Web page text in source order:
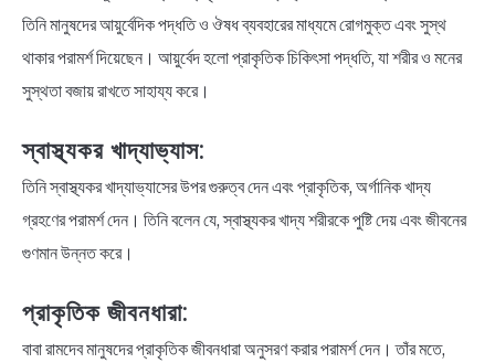
তিনি মানুষদের আয়ুর্বেদিক পদ্ধতি ও ঔষধ ব্যবহারের মাধ্যমে রোগমুক্ত এবং সুস্থ
থাকার পরামর্শ দিয়েছেন। আয়ুর্বেদ হলো প্রাকৃতিক চিকিৎসা পদ্ধতি, যা শরীর ও মনের
সুস্থতা বজায় রাখতে সাহায্য করে।
স্বাস্থ্যকর খাদ্যাভ্যাস:
তিনি স্বাস্থ্যকর খাদ্যাভ্যাসের উপর গুরুত্ব দেন এবং প্রাকৃতিক, অর্গানিক খাদ্য
গ্রহণের পরামর্শ দেন। তিনি বলেন যে, স্বাস্থ্যকর খাদ্য শরীরকে পুষ্টি দেয় এবং জীবনের
গুণমান উন্নত করে।
প্রাকৃতিক জীবনধারা:
বাবা রামদেব মানুষদের প্রাকৃতিক জীবনধারা অনুসরণ করার পরামর্শ দেন। তাঁর মতে,